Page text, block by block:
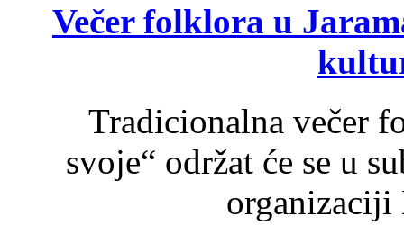
Večer folklora u
Tradicionalna večer
svoje“ održat će se u
organizaciji